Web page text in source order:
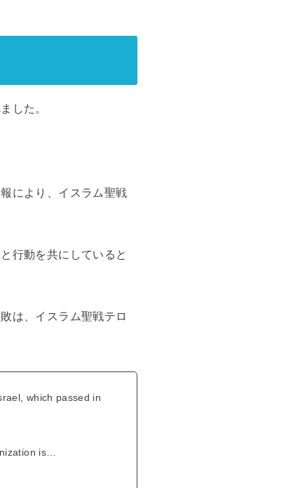
した。
により、イスラム聖戦
行動を共にしていると
は、イスラム聖戦テロ
which passed in
is…